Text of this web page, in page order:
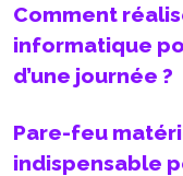
Comment
informatique
d’une journée ?
Pare-feu
indispensable